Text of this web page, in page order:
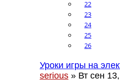
22
23
24
25
26
Уроки игры на
serious » Вт сен